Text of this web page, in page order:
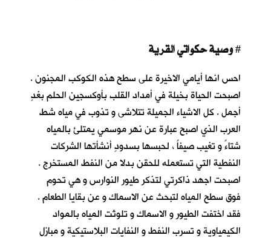
#وصية حكواتي القرية
احس انها أيامي الاخيرة على سطح هذه الكوكب المجنون .
اصبحت الحياة بخيلة في أمداد القلب بأوكسجين الحلم بغدٍ
أجمل . كل الاشياء الجميلة تتلاشى و تذوب في مياه شط
العرب الذي اصبح عبارة عن نهر موسمي يمتلئ بالمياه
شتاءً و تغيب صيفاً ، لحبسها بسدودٍ أنشأتها الشركات
النفطية التي تستعمله للحقن بدلا من النفط المستخرج .
اصبحت اجهد ذاكرتي لتذكر طيور النوارس و هي تحوم
فوق سطح المياه لتبحث عن الاسماك و عن بقايا الطعام .
فقد اختفت الطيور و الاسماك و تلوثت المياه بالمواد
الكيمياوية و تسرب النفط و النفايات البلاستيكية و مبازل